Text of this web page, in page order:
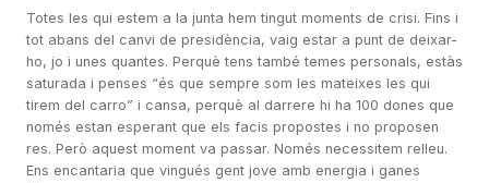
Totes les qui estem a la junta hem tingut moments de crisi. Fins i
tot abans del canvi de presidència, vaig estar a punt de deixar-
ho, jo i unes quantes. Perquè tens també temes personals, estàs
saturada i penses “és que sempre som les mateixes les qui
tirem del carro” i cansa, perquè al darrere hi ha 100 dones que
només estan esperant que els facis propostes i no proposen
res. Però aquest moment va passar. Només necessitem relleu.
Ens encantaria que vingués gent jove amb energia i ganes